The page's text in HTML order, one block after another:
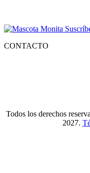
CONTACTO
Todos los derechos
2027.